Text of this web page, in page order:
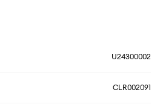
U24300002
CLR002091